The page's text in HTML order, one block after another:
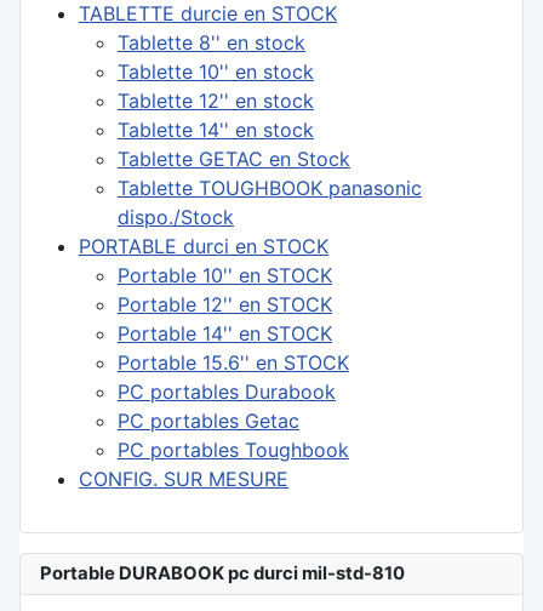
TABLETTE durcie en STOCK
Tablette 8'' en stock
Tablette 10'' en stock
Tablette 12'' en stock
Tablette 14'' en stock
Tablette GETAC en Stock
Tablette TOUGHBOOK panasonic
dispo./Stock
PORTABLE durci en STOCK
Portable 10'' en STOCK
Portable 12'' en STOCK
Portable 14'' en STOCK
Portable 15.6'' en STOCK
PC portables Durabook
PC portables Getac
PC portables Toughbook
CONFIG. SUR MESURE
Portable DURABOOK pc durci mil-std-810